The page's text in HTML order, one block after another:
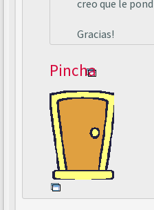
creo que le
Gracias!
Pincha